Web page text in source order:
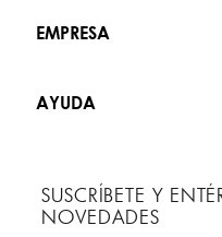
EMPRESA
AYUDA
SUSCRÍBETE Y
NOVEDADES